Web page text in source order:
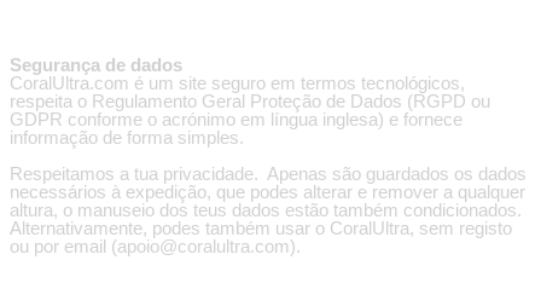
Segurança de dados
CoralUltra.com é um site seguro em termos tecnológicos,
respeita o Regulamento Geral Proteção de Dados (RGPD ou
GDPR conforme o acrónimo em língua inglesa) e fornece
informação de forma simples.
Respeitamos a tua privacidade. Apenas são guardados os dados
necessários à expedição, que podes alterar e remover a qualquer
altura, o manuseio dos teus dados estão também condicionados.
Alternativamente, podes também usar o CoralUltra, sem registo
ou por email (apoio@coralultra.com).